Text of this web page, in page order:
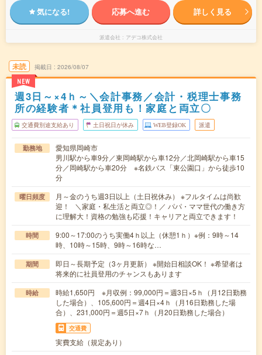
気になる! 応募へ進む 詳しく見る
派遣会社 アデコ株式会社
未読
NEW
掲載日 2026/08/07
週3日～×4ｈ～＼会計事務／会計・税理士事務
所の経験者＊社員登用も！家庭と両立〇
交通費別途支給あり 土日祝日が休み WEB登録OK 派遣
勤務地
愛知県岡崎市
男川駅から車9分／東岡崎駅から車12分／北岡崎駅から車15
分／岡崎駅から車20分 ※名鉄バス「東公園口」から徒歩10
分
曜日頻度
月～金のうち週3日以上（土日祝休み） ※フルタイムは尚歓
迎！ ＼家庭・私生活と両立◎！／ パパ・ママ世代の働き方
に理解大！資格の勉強も応援！キャリアと両立できます！
時間
9:00～17:00のうち実働4ｈ以上（休憩1ｈ）※例：9時～14
時、10時～15時、9時～16時な…
期間
即日～長期予定（3ヶ月更新） ※開始日相談OK！ ※希望者は
将来的に社員登用のチャンスもあります
時給
時給1,650円 ※月収例：99,000円＝週3日×5ｈ（月12日勤務
した場合）、105,600円＝週4日×4ｈ（月16日勤務した場
合）、231,000円＝週5日×7ｈ（月20日勤務した場合）
交通費
実費支給（規定あり）